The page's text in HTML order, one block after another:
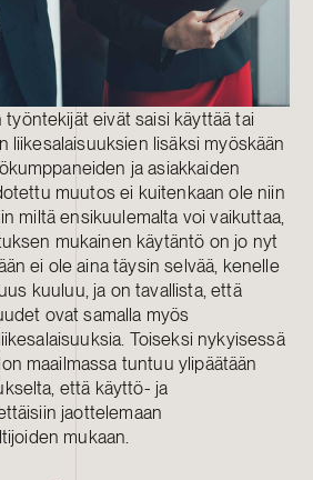
eivät saisi käyttää tai
liikesalaisuuksien lisäksi myöskään
ja asiakkaiden
muutos ei kuitenkaan ole niin
miltä ensikuulemalta voi vaikuttaa,
mukainen käytäntö on jo nyt
ei ole aina täysin selvää, kenelle
kuuluu, ja on tavallista, että
ovat samalla myös
Toiseksi nykyisessä
maailmassa tuntuu ylipäätään
että käyttö- ja
jaottelemaan
mukaan.